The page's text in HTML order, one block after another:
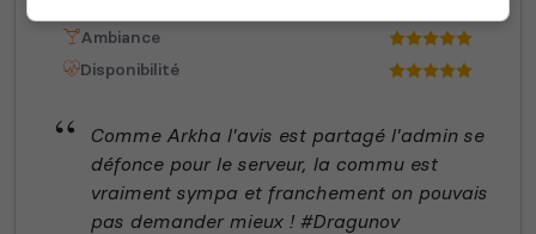
Ambiance
Disponibilité
Comme Arkha l'avis est partagé l'admin se
défonce pour le serveur, la commu est
vraiment sympa et franchement on pouvais
pas demander mieux ! #Dragunov